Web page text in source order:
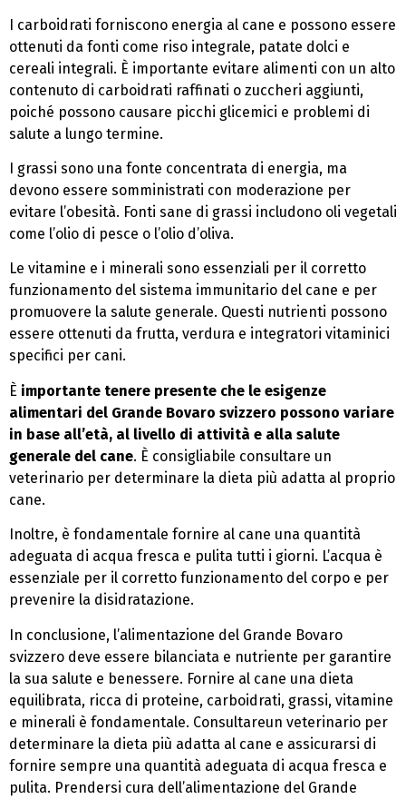
I carboidrati forniscono energia al cane e possono essere
ottenuti da fonti come riso integrale, patate dolci e
cereali integrali. È importante evitare alimenti con un alto
contenuto di carboidrati raffinati o zuccheri aggiunti,
poiché possono causare picchi glicemici e problemi di
salute a lungo termine.
I grassi sono una fonte concentrata di energia, ma
devono essere somministrati con moderazione per
evitare l’obesità. Fonti sane di grassi includono oli vegetali
come l’olio di pesce o l’olio d’oliva.
Le vitamine e i minerali sono essenziali per il corretto
funzionamento del sistema immunitario del cane e per
promuovere la salute generale. Questi nutrienti possono
essere ottenuti da frutta, verdura e integratori vitaminici
specifici per cani.
È importante tenere presente che le esigenze
alimentari del Grande Bovaro svizzero possono variare
in base all’età, al livello di attività e alla salute
generale del cane. È consigliabile consultare un
veterinario per determinare la dieta più adatta al proprio
cane.
Inoltre, è fondamentale fornire al cane una quantità
adeguata di acqua fresca e pulita tutti i giorni. L’acqua è
essenziale per il corretto funzionamento del corpo e per
prevenire la disidratazione.
In conclusione, l’alimentazione del Grande Bovaro
svizzero deve essere bilanciata e nutriente per garantire
la sua salute e benessere. Fornire al cane una dieta
equilibrata, ricca di proteine, carboidrati, grassi, vitamine
e minerali è fondamentale. Consultareun veterinario per
determinare la dieta più adatta al cane e assicurarsi di
fornire sempre una quantità adeguata di acqua fresca e
pulita. Prendersi cura dell’alimentazione del Grande